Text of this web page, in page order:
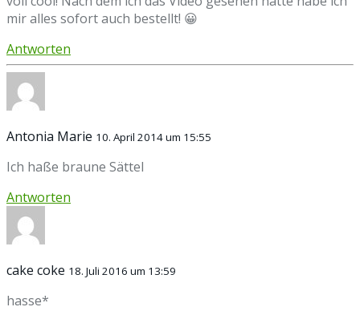
mir alles sofort auch bestellt! 😀
Antworten
Antonia Marie 10. April 2014 um 15:55
Ich haße braune Sättel
Antworten
cake coke 18. Juli 2016 um 13:59
hasse*